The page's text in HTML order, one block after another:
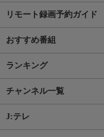
リモート録画予約ガイド
おすすめ番組
ランキング
チャンネル一覧
J:テレ